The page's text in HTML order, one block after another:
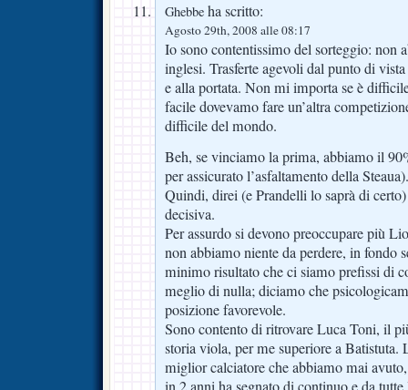
Ghebbe ha scritto:
Agosto 29th, 2008 alle 08:17
Io sono contentissimo del sorteggio: non
inglesi. Trasferte agevoli dal punto di
e alla portata. Non mi importa se è
facile dovevamo fare un’altra
difficile del mondo.
Beh, se vinciamo la prima, abbiamo il
per assicurato l’asfaltamento della Steaua).
Quindi, direi (e Prandelli lo saprà di
decisiva.
Per assurdo si devono preoccupare più
non abbiamo niente da perdere, in fondo
minimo risultato che ci siamo prefissi di
meglio di nulla; diciamo che
posizione favorevole.
Sono contento di ritrovare Luca Toni, il
storia viola, per me superiore a Batistuta.
miglior calciatore che abbiamo mai